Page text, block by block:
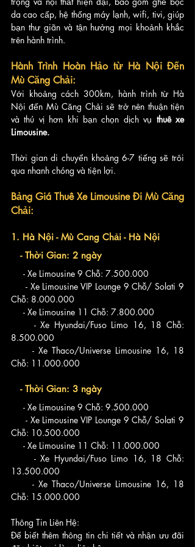
da cao cấp, hệ thống máy lạnh, wifi, tivi, giúp
bạn thư giãn và tận hưởng mọi khoảnh khắc
trên hành trình.
Hành Trình Hoàn Hảo từ Hà Nội Đến
Mù Căng Chải:
Với khoảng cách 300km, hành trình từ Hà
Nội đến Mù Căng Chải sẽ trở nên thuận tiện
và thú vị hơn khi bạn chọn dịch vụ thuê xe
Limousine.
Thời gian di chuyển khoảng 6-7 tiếng sẽ trôi
qua nhanh chóng và tiện lợi.
Bảng Giá Thuê Xe Limousine Đi Mù Căng
Chải:
1. Hà Nội - Mù Cang Chải - Hà Nội
   - Thời Gian: 2 ngày
     - Xe Limousine 9 Chỗ: 7.500.000
Chỗ: 8.000.000
     - Xe Limousine 11 Chỗ: 7.800.000
8.500.000
Chỗ: 11.000.000
   - Thời Gian: 3 ngày
     - Xe Limousine 9 Chỗ: 9.500.000
Chỗ: 10.500.000
     - Xe Limousine 11 Chỗ: 11.000.000
13.500.000
Chỗ: 15.000.000
Thông Tin Liên Hệ:
Để biết thêm thông tin chi tiết và nhận ưu đãi